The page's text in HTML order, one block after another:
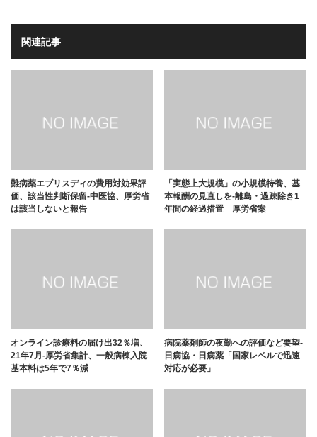
関連記事
難病薬エブリスディの費用対効果評
価、該当性判断保留-中医協、厚労省
は該当しないと報告
「実態上大規模」の小規模特養、基
本報酬の見直しを-離島・過疎除き1
年間の経過措置 厚労省案
オンライン診療料の届け出32％増、
21年7月-厚労省集計、一般病棟入院
基本料は5年で7％減
病院薬剤師の夜勤への評価など要望-
日病協・日病薬「国家レベルで迅速
対応が必要」